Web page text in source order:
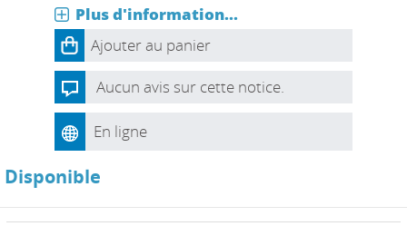
Plus d'information...
Ajouter au panier
Aucun avis sur cette notice.
En ligne
Disponible